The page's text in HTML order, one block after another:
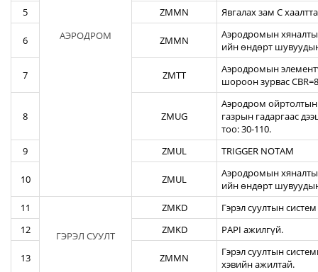
АЭРОДРОМ
5
ZMMN Явгалах зам С
6 ZMMN
Аэродромын
ийн өндөрт
7 ZMTT
Аэродромын
шороон зурвас
8 ZMUG
Аэродром ойртолтын
газрын гадаргаас
тоо: 30-110.
9
ZMUL TRIGGER NOTAM
10 ZMUL
Аэродромын
ийн өндөрт
11
ГЭРЭЛ СУУЛТ
ZMKD
Гэрэл суултын
12
ZMKD PAPI ажилгүй.
13 ZMMN
Гэрэл суултын
хэвийн ажилтай.